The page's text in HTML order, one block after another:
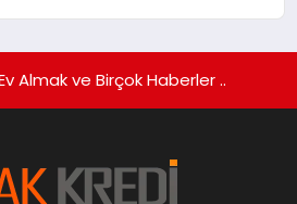
Almak ve Birçok Haberler ..